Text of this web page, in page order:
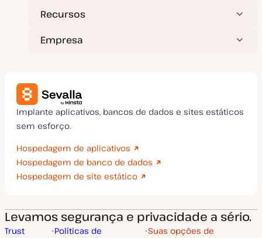
Recursos
Empresa
Implante aplicativos, bancos de dados e sites estáticos
sem esforço.
Hospedagem de aplicativos
Hospedagem de banco de dados
Hospedagem de site estático
Levamos segurança e privacidade a sério.
Trust
Políticas de
Suas opções de